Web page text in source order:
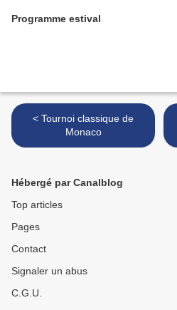
Programme estival
< Tournoi classique de
Monaco
Hébergé par Canalblog
Top articles
Pages
Contact
Signaler un abus
C.G.U.